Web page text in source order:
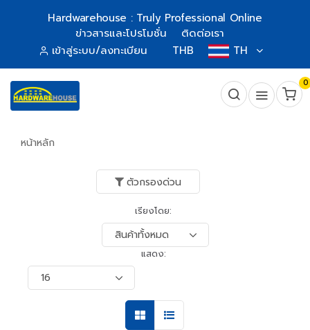
Hardwarehouse : Truly Professional Online
ข่าวสารและโปรโมชั่น
ติดต่อเรา
เข้าสู่ระบบ/ลงทะเบียน
THB TH
0
หน้าหลัก
ตัวกรองด่วน
เรียงโดย:
แสดง: